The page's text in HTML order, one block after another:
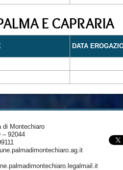
E CAPRARIA
DATA
di Montechiaro
– 92044